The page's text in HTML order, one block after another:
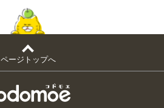
ページトップへ